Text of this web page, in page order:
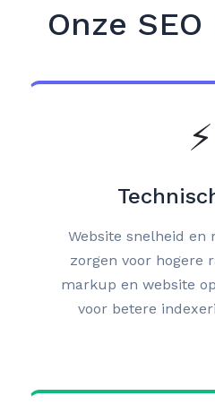
Onze
⚡
Website snelheid en
zorgen voor hogere
markup en website
voor betere